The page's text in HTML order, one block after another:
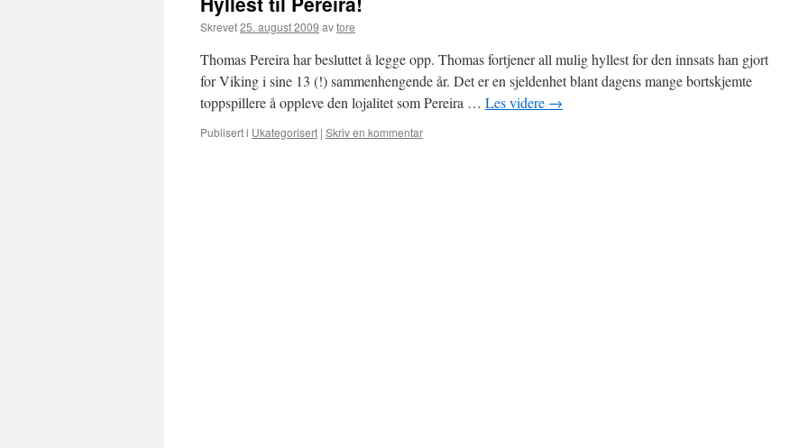
Skrevet25. august 2009 avtore
Thomas Pereira har besluttet å legge opp. Thomas fortjener all mulig hyllest for den innsats han gjort
for Viking i sine 13 (!) sammenhengende år. Det er en sjeldenhet blant dagens mange bortskjemte
toppspillere å oppleve den lojalitet som Pereira … Les videre →
Publisert i Ukategorisert | Skriv en kommentar